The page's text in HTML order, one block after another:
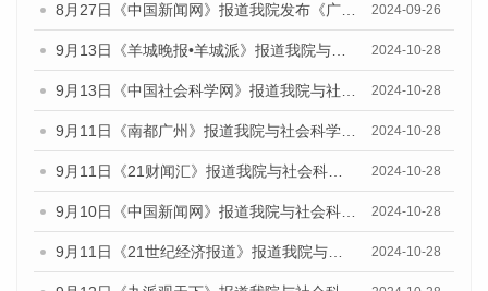
8月27日《中国新闻网》报道我院发布《广州蓝皮书：广州创新型城市发展报告（2024）》的媒体文章 2024-09-26
9月13日《羊城晚报•羊城派》报道我院与社会科学文献出版社联合发布了《广州蓝皮书：广州金融发展报告（2024）》的媒体文章 2024-10-28
9月13日《中国社会科学网》报道我院与社会科学文献出版社联合发布了《广州蓝皮书：广州金融发展报告（2024）》的媒体文章 2024-10-28
9月11日《南都广州》报道我院与社会科学文献出版社联合发布了《广州蓝皮书：广州金融发展报告（2024）》的媒体文章 2024-10-28
9月11日《21财闻汇》报道我院与社会科学文献出版社联合发布了《广州蓝皮书：广州金融发展报告（2024）》的媒体文章 2024-10-28
9月10日《中国新闻网》报道我院与社会科学文献出版社联合发布了《广州蓝皮书：广州金融发展报告（2024）》的媒体文章 2024-10-28
9月11日《21世纪经济报道》报道我院与社会科学文献出版社联合发布了《广州蓝皮书：广州金融发展报告（2024）》的媒体文章 2024-10-28